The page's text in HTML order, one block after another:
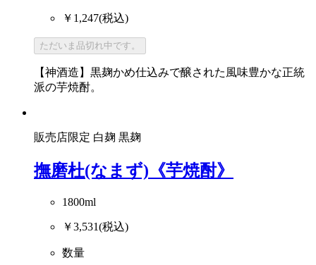
￥1,247(税込)
ただいま品切れ中です。
【神酒造】黒麹かめ仕込みで醸された風味豊かな正統
派の芋焼酎。
販売店限定 白麹 黒麹
撫磨杜(なまず)《芋焼酎》
1800ml
￥3,531(税込)
数量